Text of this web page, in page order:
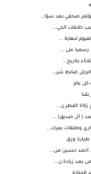
صحفي بعد سؤا...
خلافات الجي...
لنهاية ...
بتاريخ...
الرجل ضابط شر...
كل عام
زكاة الفطر ن...
( آل صديق) ...
ورق
أحمد حسين من...
بعد زيادة ن...